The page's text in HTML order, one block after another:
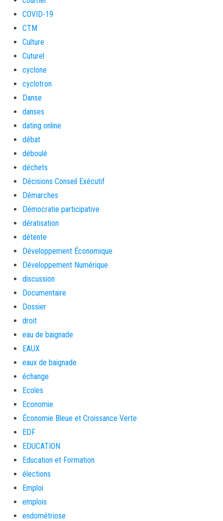
COVID-19
CTM
Culture
Cuturel
cyclone
cyclotron
Danse
danses
dating online
débat
déboulé
déchets
Décisions Conseil Exécutif
Démarches
Démocratie participative
dératisation
détente
Développement Économique
Développement Numérique
discussion
Documentaire
Dossier
droit
eau de baignade
EAUX
eaux de baignade
échange
Ecoles
Economie
Économie Bleue et Croissance Verte
EDF
EDUCATION
Education et Formation
élections
Emploi
emplois
endométriose